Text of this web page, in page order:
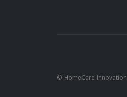
© HomeCare Innovation